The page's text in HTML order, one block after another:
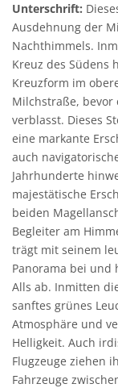
Unterschrift:
Ausdehnung der
Nachthimmels.
Kreuz des Südens
Kreuzform im
Milchstraße, bevor
verblasst. Dieses
eine markante
auch
Jahrhunderte
majestätische
beiden
Begleiter am
trägt mit seinem
Panorama bei und
Alls ab. Inmitten
sanftes grünes
Atmosphäre und
Helligkeit. Auch
Flugzeuge ziehen
Fahrzeuge